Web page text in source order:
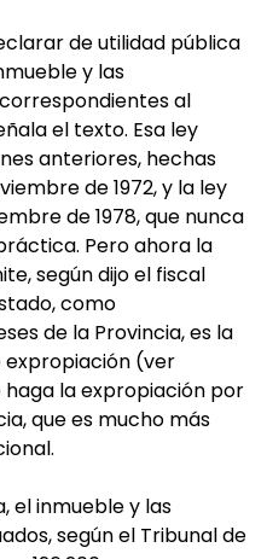
de utilidad pública
y las
al
el texto. Esa ley
anteriores, hechas
de 1972, y la ley
de 1978, que nunca
Pero ahora la
según dijo el fiscal
como
de la Provincia, es la
expropiación (ver
la expropiación por
que es mucho más
el inmueble y las
según el Tribunal de